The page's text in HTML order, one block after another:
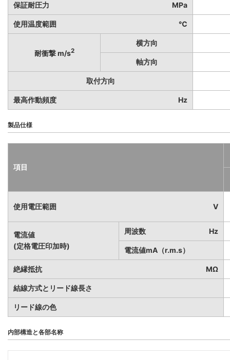
保証耐圧力 MPa
使用温度範囲 ℃
耐衝撃 m/s2
横方向
軸方向
取付方向
最高作動頻度 Hz
製品仕様
項目
使用電圧範囲 V
電流値
(定格電圧印加時)
周波数 Hz
電流値mA（r.m.s）
絶縁抵抗 MΩ
結線方式とリード線長さ
リード線の色
内部構造と各部名称